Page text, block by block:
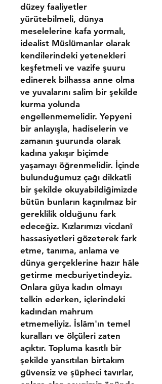
düzey faaliyetler
yürütebilmeli, dünya
meselelerine kafa yormalı,
idealist Müslümanlar olarak
kendilerindeki yetenekleri
keşfetmeli ve vazife şuuru
edinerek bilhassa anne olma
ve yuvalarını salim bir şekilde
kurma yolunda
engellenmemelidir. Yepyeni
bir anlayışla, hadiselerin ve
zamanın şuurunda olarak
kadına yakışır biçimde
yaşamayı öğrenmelidir. İçinde
bulunduğumuz çağı dikkatli
bir şekilde okuyabildiğimizde
bütün bunların kaçınılmaz bir
gereklilik olduğunu fark
edeceğiz. Kızlarımızı vicdanî
hassasiyetleri gözeterek fark
etme, tanıma, anlama ve
dünya gerçeklerine hazır hâle
getirme mecburiyetindeyiz.
Onlara güya kadın olmayı
telkin ederken, içlerindeki
kadından mahrum
etmemeliyiz. İslâm'ın temel
kuralları ve ölçüleri zaten
açıktır. Topluma kasıtlı bir
şekilde yansıtılan birtakım
güvensiz ve şüpheci tavırlar,